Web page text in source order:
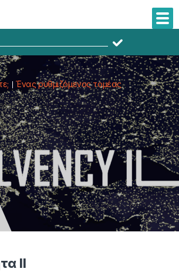
Ένας ρυθμιζόμενος τομέας
ΙΙ